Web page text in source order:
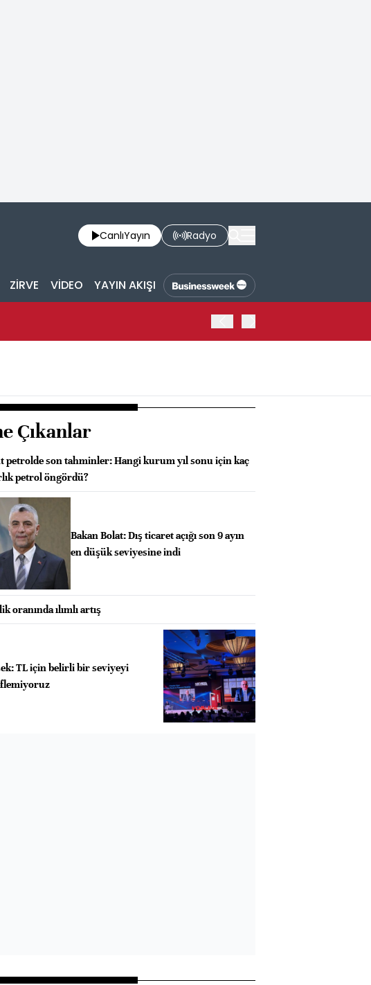
CanlıYayın Radyo
ZİRVE VİDEO YAYIN AKIŞI
Çıkanlar
petrolde son tahminler: Hangi kurum yıl sonu için kaç
petrol öngördü?
Bakan Bolat: Dış ticaret açığı son 9 ayın
en düşük seviyesine indi
oranında ılımlı artış
TL için belirli bir seviyeyi